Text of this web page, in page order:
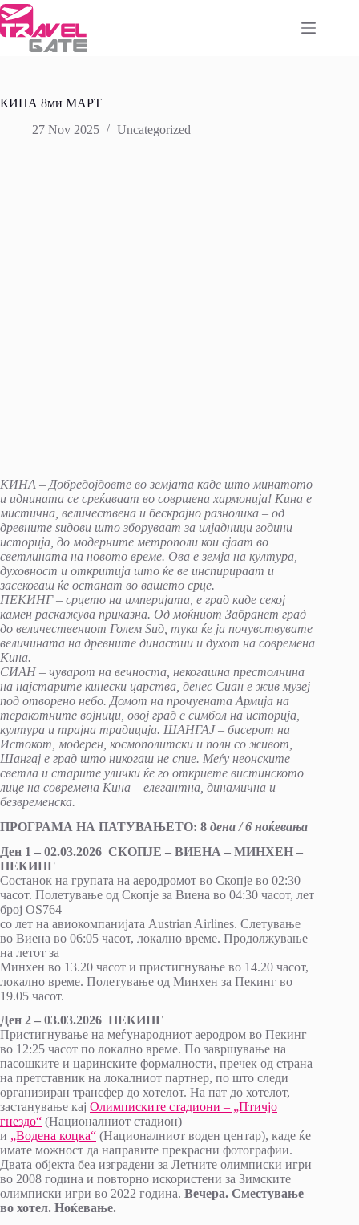
Skip
to
content
КИНА 8ми МАРТ
27 Nov 2025
Uncategorized
КИНА – Добредојдовте во земјата каде што минатото
и иднината се среќаваат во совршена хармонија! Кина е
мистична, величествена и бескрајно разнолика – од
древните ѕидови што зборуваат за илјадници години
историја, до модерните метрополи кои сјаат во
светлината на новото време. Ова е земја на култура,
духовност и откритија што ќе ве инспирираат и
засекогаш ќе останат во вашето срце.
ПЕКИНГ – срцето на империјата, е град каде секој
камен раскажува приказна. Од моќниот Забранет град
до величествениот Голем Ѕид, тука ќе ја почувствувате
величината на древните династии и духот на современа
Кина.
СИАН – чуварот на вечноста, некогашна престолнина
на најстарите кинески царства, денес Сиан е жив музеј
под отворено небо. Домот на прочуената Армија на
теракотните војници, овој град е симбол на историја,
култура и трајна традиција. ШАНГАЈ – бисерот на
Истокот, модерен, космополитски и полн со живот,
Шангај е град што никогаш не спие. Меѓу неонските
светла и старите улички ќе го откриете вистинското
лице на современа Кина – елегантна, динамична и
безвременска.
ПРОГРАМА НА ПАТУВАЊЕТО: 8 дена / 6 ноќевања
Ден 1 – 02.03.2026 СКОПЈЕ – ВИЕНА – МИНХЕН –
ПЕКИНГ
Состанок на групата на аеродромот во Скопје во 02:30
часот. Полетување од Скопје за Виена во 04:30 часот, лет
број OS764
со лет на авиокомпанијата Austrian Airlines. Слетување
во Виена во 06:05 часот, локално време. Продолжување
на летот за
Минхен во 13.20 часот и пристигнување во 14.20 часот,
локално време. Полетување од Минхен за Пекинг во
19.05 часот.
Ден 2 – 03.03.2026 ПЕКИНГ
Пристигнување на меѓународниот аеродром во Пекинг
во 12:25 часот по локално време. По завршување на
пасошките и царинските формалности, пречек од страна
на претставник на локалниот партнер, по што следи
организиран трансфер до хотелот. На пат до хотелот,
застанување кај Олимписките стадиони – „Птичјо
гнездо“ (Националниот стадион)
и „Водена коцка“ (Националниот воден центар), каде ќе
имате можност да направите прекрасни фотографии.
Двата објекта беа изградени за Летните олимписки игри
во 2008 година и повторно искористени за Зимските
олимписки игри во 2022 година. Вечера. Сместување
во хотел. Ноќевање.